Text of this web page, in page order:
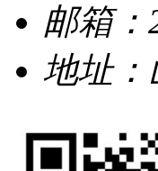
邮箱：
地址：